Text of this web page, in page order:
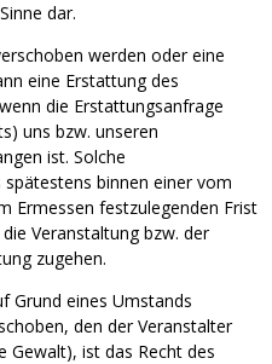
dar.
werden oder eine
eine Erstattung des
die Erstattungsanfrage
uns bzw. unseren
ist. Solche
binnen einer vom
Ermessen festzulegenden Frist
Veranstaltung bzw. der
zugehen.
eines Umstands
den der Veranstalter
Gewalt), ist das Recht des